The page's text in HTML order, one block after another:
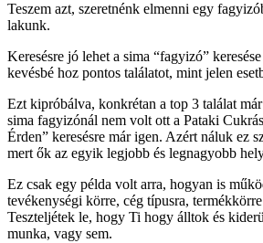
Teszem azt, szeretnénk elmenni egy
lakunk.
Keresésre jó lehet a sima “fagyizó”
kevésbé hoz pontos találatot, mint jelen
Ezt kipróbálva, konkrétan a top 3 találat
sima fagyizónál nem volt ott a Pataki
Érden” keresésre már igen. Azért náluk ez
mert ők az egyik legjobb és legnagyobb
Ez csak egy példa volt arra, hogyan is
tevékenységi körre, cég típusra,
Teszteljétek le, hogy Ti hogy álltok és
munka, vagy sem.